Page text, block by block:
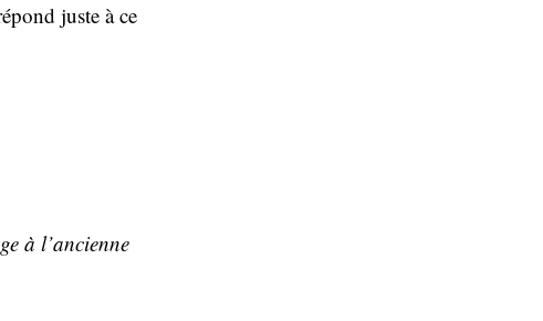
juste à ce
à l’ancienne